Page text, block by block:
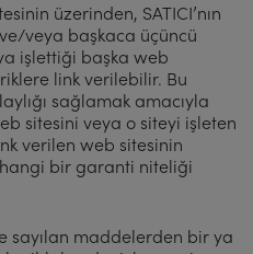
üzerinden, SATICI’nın
veya başkaca üçüncü
işlettiği başka web
link verilebilir. Bu
sağlamak amacıyla
sitesini veya o siteyi işleten
verilen web sitesinin
bir garanti niteliği
sayılan maddelerden bir ya